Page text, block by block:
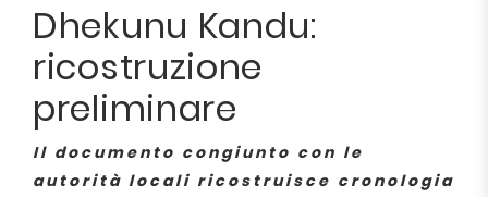
Dhekunu Kandu:
ricostruzione
preliminare
Il documento congiunto con le
autorità locali ricostruisce cronologia